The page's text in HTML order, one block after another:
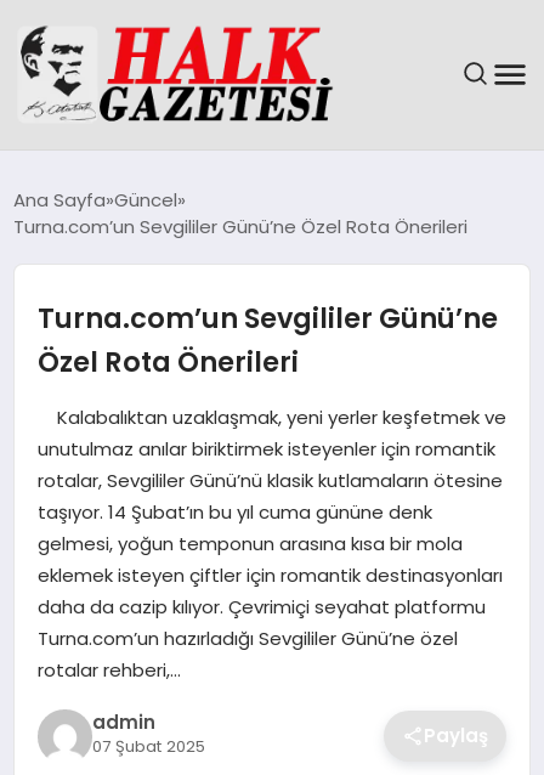
EĞITIM
EKONOMI
SIYASET
YAŞAM
Ana Sayfa Güncel
Turna.com’un Sevgililer Günü’ne Özel Rota Önerileri
Turna.com’un Sevgililer Günü’ne
Özel Rota Önerileri
Kalabalıktan uzaklaşmak, yeni yerler keşfetmek ve
unutulmaz anılar biriktirmek isteyenler için romantik
rotalar, Sevgililer Günü’nü klasik kutlamaların ötesine
taşıyor. 14 Şubat’ın bu yıl cuma gününe denk
gelmesi, yoğun temponun arasına kısa bir mola
eklemek isteyen çiftler için romantik destinasyonları
daha da cazip kılıyor. Çevrimiçi seyahat platformu
Turna.com’un hazırladığı Sevgililer Günü’ne özel
rotalar rehberi,…
admin
07 Şubat 2025 Paylaş